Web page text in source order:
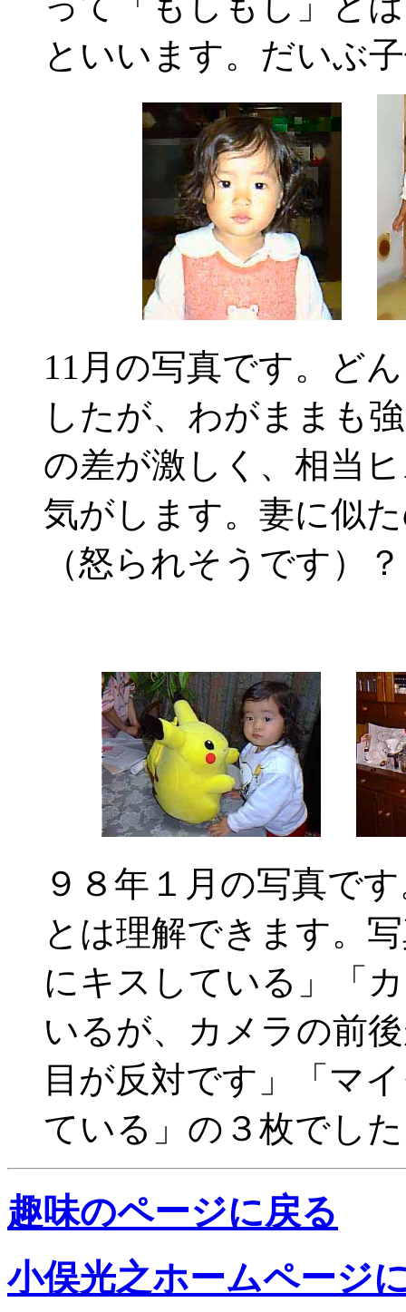
といいます。だいぶ
11月の写真です。ど
したが、わがままも
の差が激しく、相当
気がします。妻に似
（怒られそうです）？
９８年１月の写真で
とは理解できます。
にキスしている」「
いるが、カメラの前
目が反対です」「マ
ている」の３枚でし
趣味のページに戻る
小俣光之ホームページ